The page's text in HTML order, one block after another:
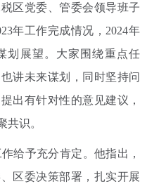
区党委、管委会领导班子
年工作完成情况，2024年
划展望。大家围绕重点任
讲未来谋划，同时坚持问
出有针对性的意见建议，
共识。
给予充分肯定。他指出，
区委决策部署，扎实开展